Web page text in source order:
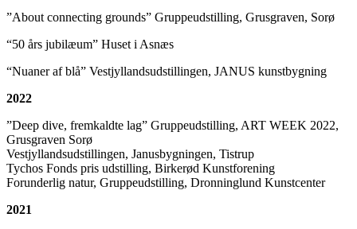
”About connecting grounds” Gruppeudstilling, Grusgraven, Sorø
“50 års jubilæum” Huset i Asnæs
“Nuaner af blå” Vestjyllandsudstillingen, JANUS kunstbygning
2022
”Deep dive, fremkaldte lag” Gruppeudstilling, ART WEEK 2022,
Grusgraven Sorø
Vestjyllandsudstillingen, Janusbygningen, Tistrup
Tychos Fonds pris udstilling, Birkerød Kunstforening
Forunderlig natur, Gruppeudstilling, Dronninglund Kunstcenter
2021